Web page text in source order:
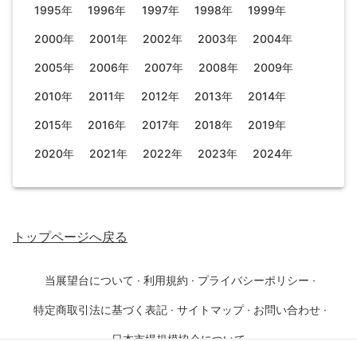
1995年 1996年 1997年 1998年 1999年
2000年 2001年 2002年 2003年 2004年
2005年 2006年 2007年 2008年 2009年
2010年 2011年 2012年 2013年 2014年
2015年 2016年 2017年 2018年 2019年
2020年 2021年 2022年 2023年 2024年
トップページへ戻る
当展望台について · 利用規約 · プライバシーポリシー ·
特定商取引法に基づく表記 · サイトマップ · お問い合わせ ·